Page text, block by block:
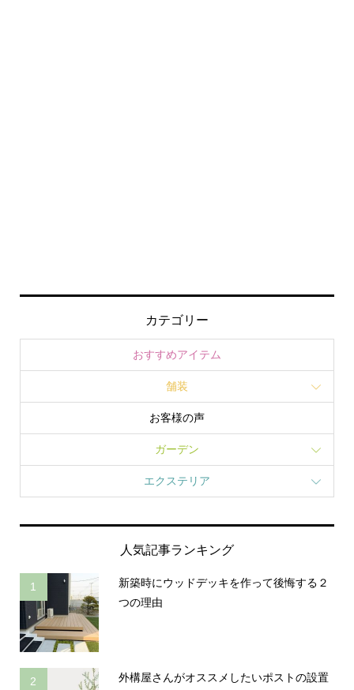
カテゴリー
おすすめアイテム
舗装
お客様の声
ガーデン
エクステリア
人気記事ランキング
1
新築時にウッドデッキを作って後悔する２
つの理由
2
外構屋さんがオススメしたいポストの設置